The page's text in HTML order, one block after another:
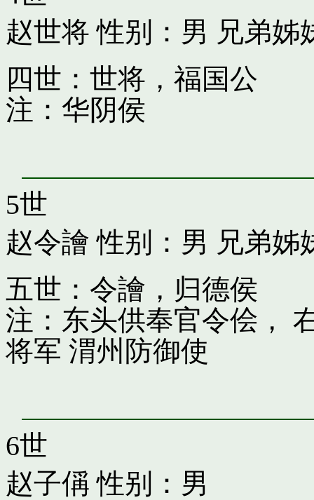
赵世将 性别：男 兄弟姊
四世：世将，福国公
注：华阴侯
5世
赵令譮 性别：男 兄弟姊
五世：令譮，归德侯
注：东头供奉官令侩，
将军 渭州防御使
6世
赵子偁 性别：男